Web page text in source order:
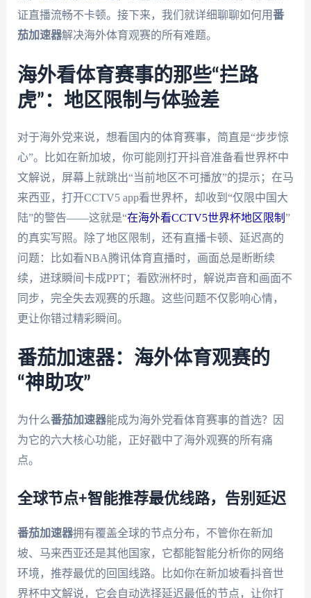
证直播流畅不卡顿。接下来，我们就详细聊聊如何用番
茄加速器解决海外体育观赛的所有难题。
海外看体育赛事的那些“拦路
虎”：地区限制与体验差
对于海外党来说，想看国内的体育赛事，简直是“步步惊
心”。比如在新加坡，你可能刚打开抖音准备看世界杯中
文解说，屏幕上就跳出“当前地区不可播放”的提示；在马
来西亚，打开CCTV5 app看世界杯，却收到“仅限中国大
陆”的警告——这就是“在海外看CCTV5世界杯地区限制 ”
的真实写照。除了地区限制，还有直播卡顿、延迟高的
问题：比如看NBA腾讯体育直播时，画面总是断断续
续，进球瞬间卡成PPT；看欧洲杯时，解说声音和画面不
同步，完全失去观赛的乐趣。这些问题不仅影响心情，
更让你错过精彩瞬间。
番茄加速器：海外体育观赛的
“神助攻”
为什么番茄加速器能成为海外党看体育赛事的首选？因
为它的六大核心功能，正好戳中了海外观赛的所有痛
点。
全球节点+智能推荐最优线路，告别延迟
番茄加速器拥有覆盖全球的节点分布，不管你在新加
坡、马来西亚还是其他国家，它都能智能分析你的网络
环境，推荐最优的回国线路。比如你在新加坡看抖音世
界杯中文解说，它会自动选择延迟最低的节点，让你打